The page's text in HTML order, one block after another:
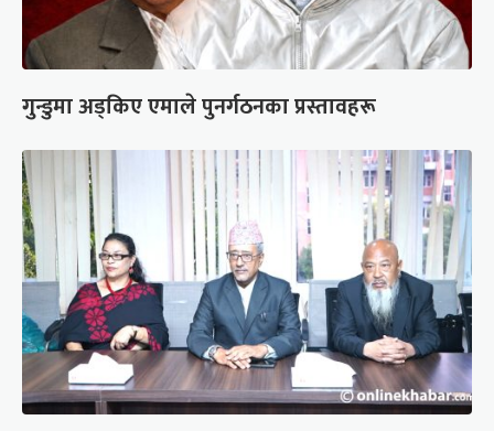
गुन्डुमा अड्किए एमाले पुनर्गठनका प्रस्तावहरू